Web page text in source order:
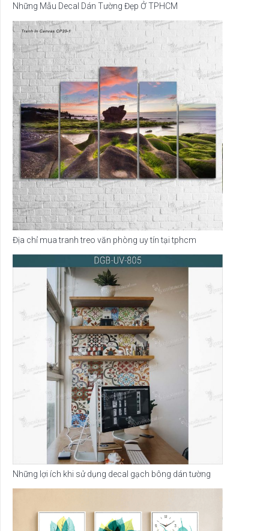
Những Mẫu Decal Dán Tường Đẹp Ở TPHCM
Địa chỉ mua tranh treo văn phòng uy tín tại tphcm
Những lợi ích khi sử dụng decal gạch bông dán tường